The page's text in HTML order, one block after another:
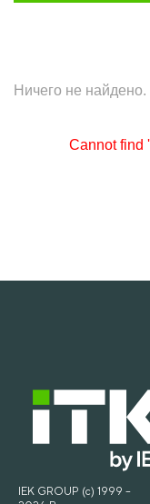
Ничего не найдено.
Cannot find
IEK GROUP (c) 1999 –